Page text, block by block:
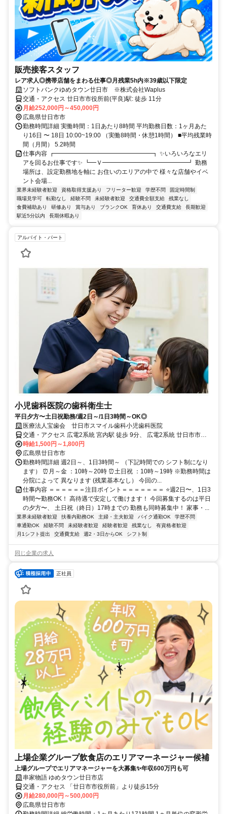
販売接客スタッフ
レア求人◎携帯店舗をまわる仕事◎月残業5h内※39歳以下限定
ソフトバンクゆめタウン廿日市 ※株式会社Waplus
交通・アクセス 廿日市市役所前(平良)駅: 徒歩 11分
月給252,000円～450,000円
広島県廿日市市
勤務時間詳細 実働時間：1日あたり8時間 平均勤務日数：1ヶ月あた
り16日 〜 18日 10:00~19:00 （実働8時間・休憩1時間） ■平均残業時
間（月間） 5.2時間
仕事内容 ┏━━━━━━━━━━━━━━━━┓ ✨いろいろなエリ
アを回るお仕事です✨ ┗━Ｖ━━━━━━━━━━━━━━┛ 勤務
場所は、設定勤務地を軸に お住いのエリアの中で 様々な店舗やイベ
ント会場...
業界未経験者歓迎 資格取得支援あり フリーター歓迎 学歴不問
固定時間制
職場見学可
転勤なし 経験不問 未経験者歓迎 交通費全額支給
残業なし
食費補助あり
研修あり 賞与あり ブランクOK 育休あり 交通費支給
長期歓迎
駅近5分以内
長期休暇あり
アルバイト・パート
小児歯科医院の歯科衛生士
平日夕方〜土日祝勤務/週2日～/1日3時間～OK◎
医療法人宝歯会 廿日市スマイル歯科小児歯科医院
交通・アクセス 広電2系統 宮内駅 徒歩 9分、 広電2系統 廿日市市役
所前駅 徒歩10分
時給1,500円～1,800円
広島県廿日市市
勤務時間詳細 週2日～、1日3時間～ （下記時間での シフト制になり
ます） ⏰月～金 ：10時～20時 ⏰土日祝 ：10時～19時 ※勤務時間は
分院によって 異なります (残業基本なし） 今回の...
仕事内容 ＝＝＝＝＝＝注目ポイント＝＝＝＝＝＝＝ ⭐週2日〜、1日3
時間〜勤務OK！ 高待遇で安定して働けます！ 今回募集するのは平日
の夕方〜、 土日祝（終日）17時までの 勤務も同時募集中！ 家事・...
業界未経験者歓迎 扶養内勤務OK 主婦・主夫歓迎 バイク通勤OK
学歴不問
車通勤OK
経験不問 未経験者歓迎 経験者歓迎 残業なし
有資格者歓迎
月1シフト提出
交通費支給 週2・3日からOK シフト制
同じ企業の求人
正社員
上場企業グループ飲食店のエリアマーネージャー候補
上場グループでエリアマネージャーを大募集✨年収600万円も可
串家物語 ゆめタウン廿日市店
交通・アクセス 「廿日市市役所前」より徒歩15分
月給280,000円～500,000円
広島県廿日市市